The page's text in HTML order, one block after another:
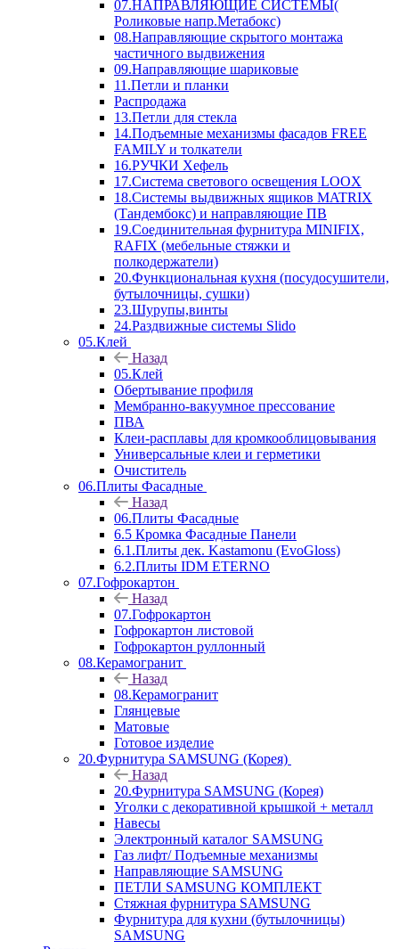
07.НАПРАВЛЯЮЩИЕ СИСТЕМЫ(
Роликовые напр.Метабокс)
08.Направляющие скрытого монтажа
частичного выдвижения
09.Направляющие шариковые
11.Петли и планки
Распродажа
13.Петли для стекла
14.Подъемные механизмы фасадов FREE
FAMILY и толкатели
16.РУЧКИ Хефель
17.Система светового освещения LOOX
18.Системы выдвижных ящиков MATRIX
(Тандембокс) и направляющие ПВ
19.Соединительная фурнитура MINIFIX,
RAFIX (мебельные стяжки и
полкодержатели)
20.Функциональная кухня (посудосушители,
бутылочницы, сушки)
23.Шурупы,винты
24.Раздвижные системы Slido
05.Клей
Назад
05.Клей
Обертывание профиля
Мембранно-вакуумное прессование
ПВА
Клеи-расплавы для кромкооблицовывания
Универсальные клеи и герметики
Очиститель
06.Плиты Фасадные
Назад
06.Плиты Фасадные
6.5 Кромка Фасадные Панели
6.1.Плиты дек. Kastamonu (EvoGloss)
6.2.Плиты IDM ETERNO
07.Гофрокартон
Назад
07.Гофрокартон
Гофрокартон листовой
Гофрокартон руллонный
08.Керамогранит
Назад
08.Керамогранит
Глянцевые
Матовые
Готовое изделие
20.Фурнитура SAMSUNG (Корея)
Назад
20.Фурнитура SAMSUNG (Корея)
Уголки с декоративной крышкой + металл
Навесы
Электронный каталог SAMSUNG
Газ лифт/ Подъемные механизмы
Направляющие SAMSUNG
ПЕТЛИ SAMSUNG КОМПЛЕКТ
Стяжная фурнитура SAMSUNG
Фурнитура для кухни (бутылочницы)
SAMSUNG